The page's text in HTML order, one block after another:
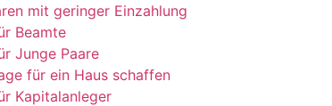
mit geringer Einzahlung
Beamte
Junge Paare
für ein Haus schaffen
Kapitalanleger